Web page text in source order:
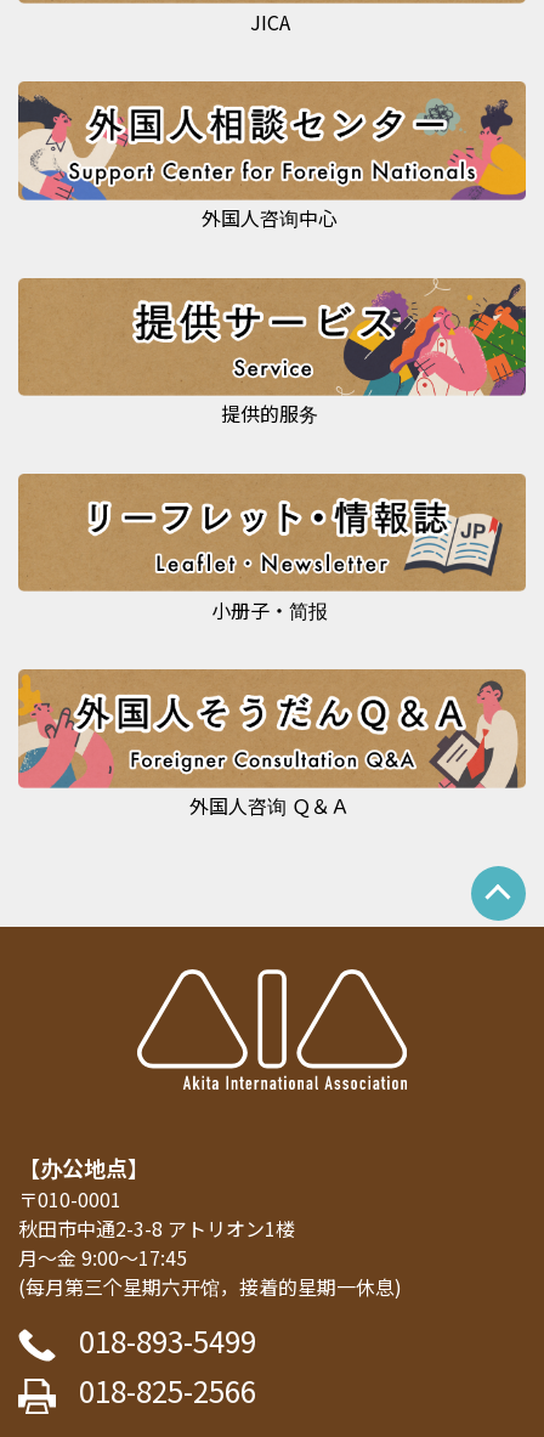
JICA
外国人咨询中心
提供的服务
小册子・简报
外国人咨询 Ｑ＆Ａ
【办公地点】
〒010-0001
秋田市中通2-3-8 アトリオン1楼
月～金 9:00～17:45
(每月第三个星期六开馆，接着的星期一休息)
018-893-5499
018-825-2566